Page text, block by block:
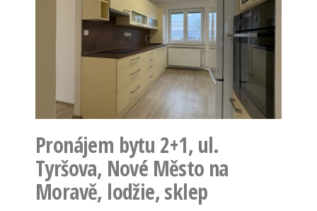
Pronájem bytu 2+1, ul.
Tyršova, Nové Město na
Moravě, lodžie, sklep